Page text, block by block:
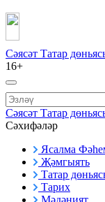
Сәясәт Татар
16+
Сәясәт Татар
Сәхифәләр
Ясалма
Җәмгыять
Татар
Тарих
Мәдәният